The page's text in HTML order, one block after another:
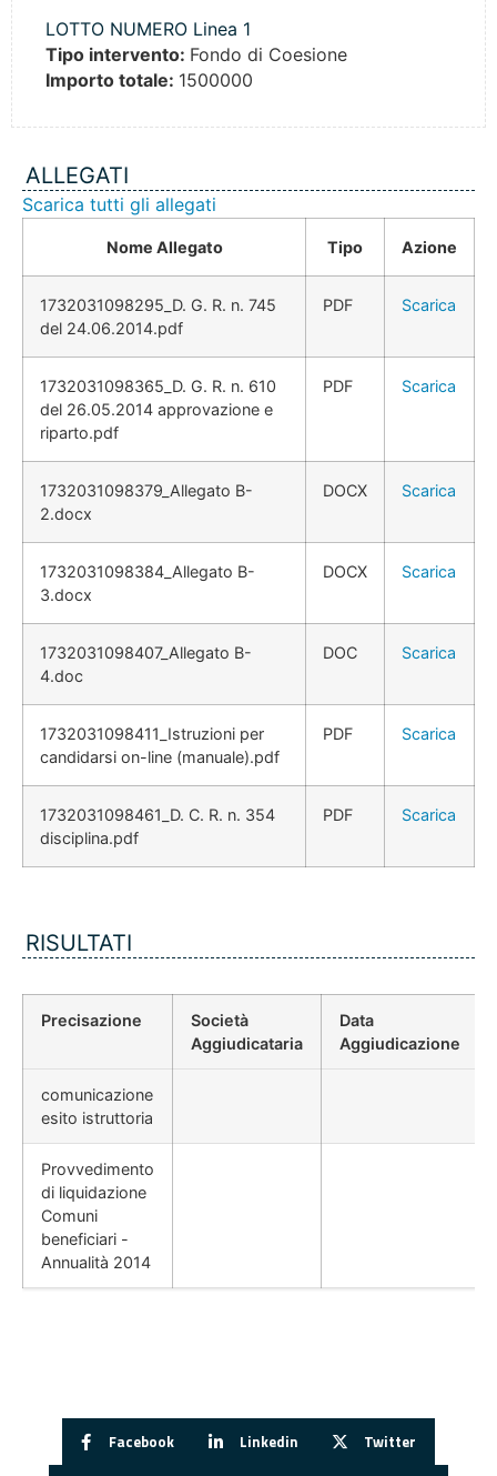
LOTTO NUMERO Linea 1
Tipo intervento: Fondo di Coesione
Importo totale: 1500000
ALLEGATI
Scarica tutti gli allegati
Nome Allegato Tipo Azione
1732031098295_D. G. R. n. 745
del 24.06.2014.pdf
PDF Scarica
1732031098365_D. G. R. n. 610
del 26.05.2014 approvazione e
riparto.pdf
PDF Scarica
1732031098379_Allegato B-
2.docx
DOCX Scarica
1732031098384_Allegato B-
3.docx
DOCX Scarica
1732031098407_Allegato B-
4.doc
DOC Scarica
1732031098411_Istruzioni per
candidarsi on-line (manuale).pdf
PDF Scarica
1732031098461_D. C. R. n. 354
disciplina.pdf
PDF Scarica
RISULTATI
Precisazione
Società
Aggiudicataria
Data
Aggiudicazione
comunicazione
esito istruttoria
Provvedimento
di liquidazione
Comuni
beneficiari -
Annualità 2014
Facebook Linkedin Twitter